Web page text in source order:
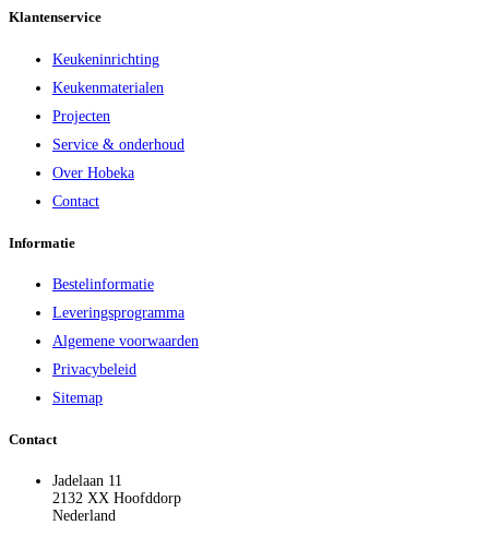
Klantenservice
Keukeninrichting
Keukenmaterialen
Projecten
Service & onderhoud
Over Hobeka
Contact
Informatie
Bestelinformatie
Leveringsprogramma
Algemene voorwaarden
Privacybeleid
Sitemap
Contact
Jadelaan 11
2132 XX Hoofddorp
Nederland